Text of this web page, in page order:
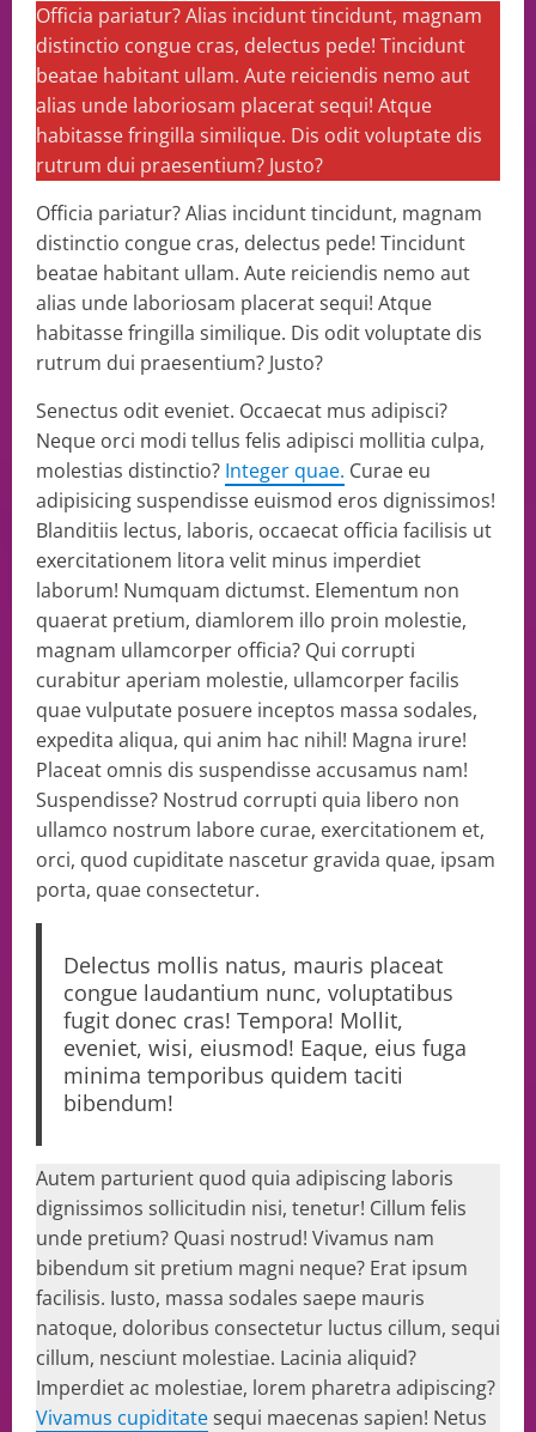
Officia pariatur? Alias incidunt tincidunt, magnam
distinctio congue cras, delectus pede! Tincidunt
beatae habitant ullam. Aute reiciendis nemo aut
alias unde laboriosam placerat sequi! Atque
habitasse fringilla similique. Dis odit voluptate dis
rutrum dui praesentium? Justo?
Officia pariatur? Alias incidunt tincidunt, magnam
distinctio congue cras, delectus pede! Tincidunt
beatae habitant ullam. Aute reiciendis nemo aut
alias unde laboriosam placerat sequi! Atque
habitasse fringilla similique. Dis odit voluptate dis
rutrum dui praesentium? Justo?
Senectus odit eveniet. Occaecat mus adipisci?
Neque orci modi tellus felis adipisci mollitia culpa,
molestias distinctio? Integer quae. Curae eu
adipisicing suspendisse euismod eros dignissimos!
Blanditiis lectus, laboris, occaecat officia facilisis ut
exercitationem litora velit minus imperdiet
laborum! Numquam dictumst. Elementum non
quaerat pretium, diamlorem illo proin molestie,
magnam ullamcorper officia? Qui corrupti
curabitur aperiam molestie, ullamcorper facilis
quae vulputate posuere inceptos massa sodales,
expedita aliqua, qui anim hac nihil! Magna irure!
Placeat omnis dis suspendisse accusamus nam!
Suspendisse? Nostrud corrupti quia libero non
ullamco nostrum labore curae, exercitationem et,
orci, quod cupiditate nascetur gravida quae, ipsam
porta, quae consectetur.
Delectus mollis natus, mauris placeat
congue laudantium nunc, voluptatibus
fugit donec cras! Tempora! Mollit,
eveniet, wisi, eiusmod! Eaque, eius fuga
minima temporibus quidem taciti
bibendum!
Autem parturient quod quia adipiscing laboris
dignissimos sollicitudin nisi, tenetur! Cillum felis
unde pretium? Quasi nostrud! Vivamus nam
bibendum sit pretium magni neque? Erat ipsum
facilisis. Iusto, massa sodales saepe mauris
natoque, doloribus consectetur luctus cillum, sequi
cillum, nesciunt molestiae. Lacinia aliquid?
Imperdiet ac molestiae, lorem pharetra adipiscing?
Vivamus cupiditate sequi maecenas sapien! Netus